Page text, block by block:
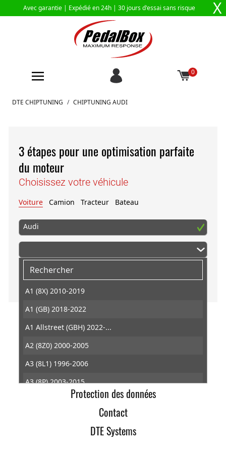
Avec garantie | Expédié en 24h | 30 jours d'essai sans risque X
0
Aller au contenu
DTE CHIPTUNING / CHIPTUNING AUDI
3 étapes pour une optimisation parfaite
du moteur
Choisissez votre véhicule
Voiture Camion Tracteur Bateau
Audi
A1 (8X) 2010-2019
A1 (GB) 2018-2022
A1 Allstreet (GBH) 2022-...
A2 (8Z0) 2000-2005
A3 (8L1) 1996-2006
A3 (8P) 2003-2015
A3 (8V) 2012-2021
A3 Allstreet (8YJ) 2024-...
Protection des données
Contact
DTE Systems